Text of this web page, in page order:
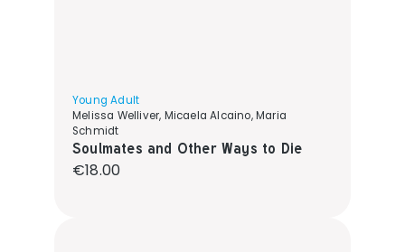
Young Adult
Melissa Welliver, Micaela Alcaino, Maria
Schmidt
Soulmates and Other Ways to Die
Regular price:
€18.00